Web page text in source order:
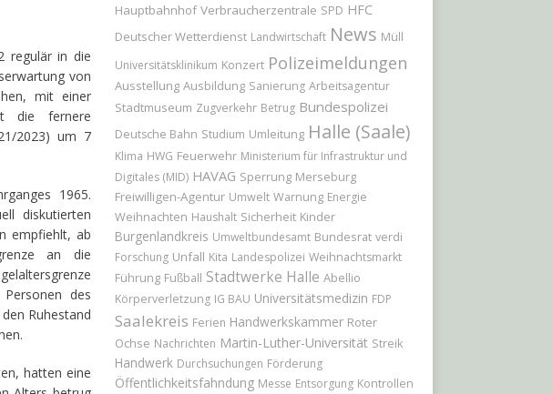
regulär in die
von
mit einer
die fernere
2023) um 7
1965.
diskutierten
empfiehlt, ab
an die
des
Ruhestand
hatten eine
Hauptbahnhof Verbraucherzentrale SPD HFC
Deutscher Wetterdienst Landwirtschaft News Müll
Universitätsklinikum Konzert Polizeimeldungen
Ausstellung Ausbildung Sanierung Arbeitsagentur
Stadtmuseum Zugverkehr Betrug Bundespolizei
Deutsche Bahn Studium Umleitung Halle (Saale)
Klima HWG Feuerwehr Ministerium für Infrastruktur und
Digitales (MID) HAVAG Sperrung Merseburg
Freiwilligen-Agentur Umwelt Warnung Energie
Weihnachten Haushalt Sicherheit Kinder
Burgenlandkreis Umweltbundesamt Bundesrat verdi
Forschung Unfall Kita Landespolizei Weihnachtsmarkt
Führung Fußball Stadtwerke Halle Abellio
Körperverletzung IG BAU Universitätsmedizin FDP
Saalekreis Ferien Handwerkskammer Roter
Ochse Nachrichten Martin-Luther-Universität Streik
Handwerk Durchsuchungen Förderung
Öffentlichkeitsfahndung Messe Entsorgung Kontrollen